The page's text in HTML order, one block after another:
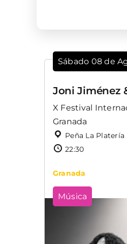
Sábado 08 de
Joni Jiménez
X Festival
Granada
Peña La Platería
22:30
Granada
Música